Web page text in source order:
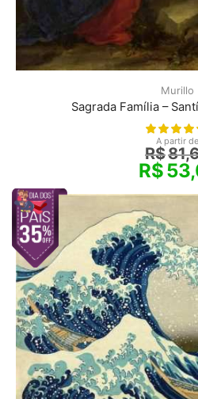
Murillo
Sagrada Família –
A partir de
R$
R$